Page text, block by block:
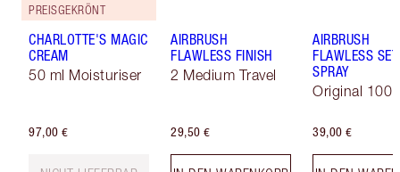
PREISGEKRÖNT
CHARLOTTE'S MAGIC
CREAM
50 ml Moisturiser
97,00 €
AIRBRUSH
FLAWLESS FINISH
2 Medium Travel
29,50 €
AIRBRUSH
FLAWLESS
SPRAY
Original 100
39,00 €